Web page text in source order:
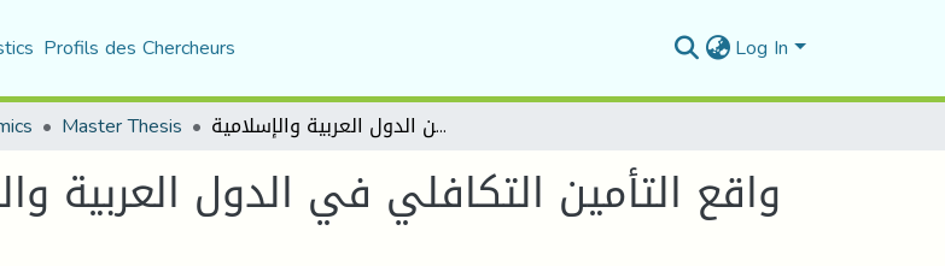
Profils des Chercheurs Log In
Master Thesis واقع التأمين التكافلي في الدول العربية والإسلامية - دراسة حالة مجموعة من الدول العربية والإسلامية-
واقع التأمين التكافلي في الدول العربية